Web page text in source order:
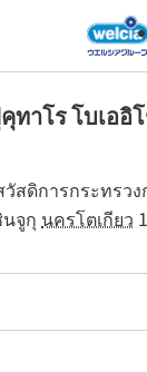
ทาโร โบเออิ
สดิการกระทรว
จูกุ นครโตเกียว